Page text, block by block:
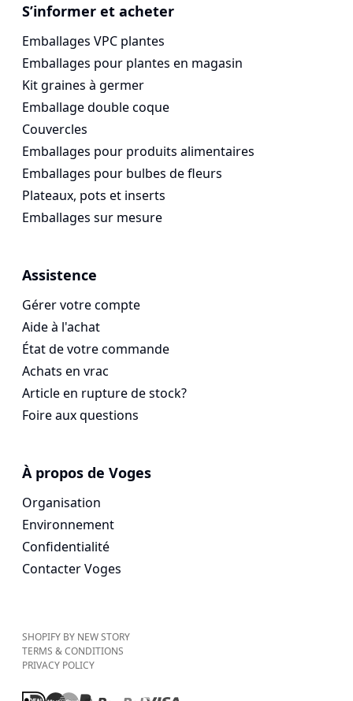
Voges Online Store
S’informer et acheter
Emballages VPC plantes
Emballages pour plantes en magasin
Kit graines à germer
Emballage double coque
Couvercles
Emballages pour produits alimentaires
Emballages pour bulbes de fleurs
Plateaux, pots et inserts
Emballages sur mesure
Assistence
Gérer votre compte
Aide à l'achat
État de votre commande
Achats en vrac
Article en rupture de stock?
Foire aux questions
À propos de Voges
Organisation
Environnement
Confidentialité
Contacter Voges
SHOPIFY BY NEW STORY
TERMS & CONDITIONS
PRIVACY POLICY